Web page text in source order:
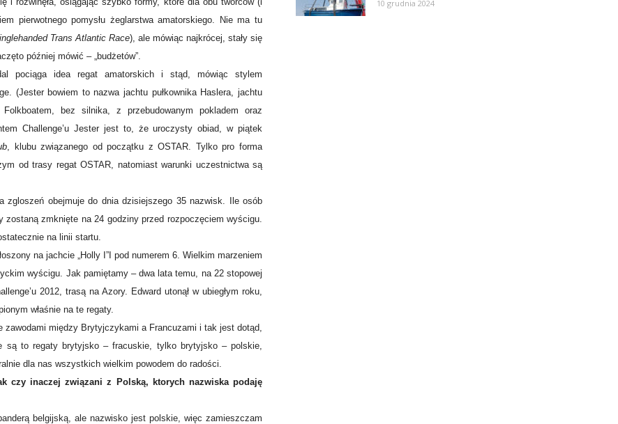
pierwotnego pomysłu żeglarstwa amatorskiego. Nie ma tu
Trans Atlantic Race), ale mówiąc najkrócej, stały się
później mówić – „budżetów”.
pociąga idea regat amatorskich i stąd, mówiąc stylem
(Jester bowiem to nazwa jachtu pułkownika Haslera, jachtu
bez silnika, z przebudowanym pokladem oraz
Challenge’u Jester jest to, że uroczysty obiad, w piątek
, klubu związanego od początku z OSTAR. Tylko pro forma
od trasy regat OSTAR, natomiast warunki uczestnictwa są
zgloszeń obejmuje do dnia dzisiejszego 35 nazwisk. Ile osób
zmknięte na 24 godziny przed rozpoczęciem wyścigu.
na linii startu.
na jachcie „Holly I”I pod numerem 6. Wielkim marzeniem
wyścigu. Jak pamiętamy – dwa lata temu, na 22 stopowej
2012, trasą na Azory. Edward utonął w ubiegłym roku,
właśnie na te regaty.
zawodami między Brytyjczykami a Francuzami i tak jest dotąd,
są to regaty brytyjsko – fracuskie, tylko brytyjsko – polskie,
dla nas wszystkich wielkim powodem do radości.
czy inaczej związani z Polską, ktorych nazwiska podaję
belgijską, ale nazwisko jest polskie, więc zamieszczam
10 grudnia 2024